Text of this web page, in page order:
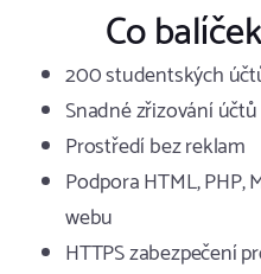
Co
200 studentských
Snadné zřizování účtů
Prostředí bez reklam
Podpora HTML, PHP,
webu
HTTPS zabezpečení